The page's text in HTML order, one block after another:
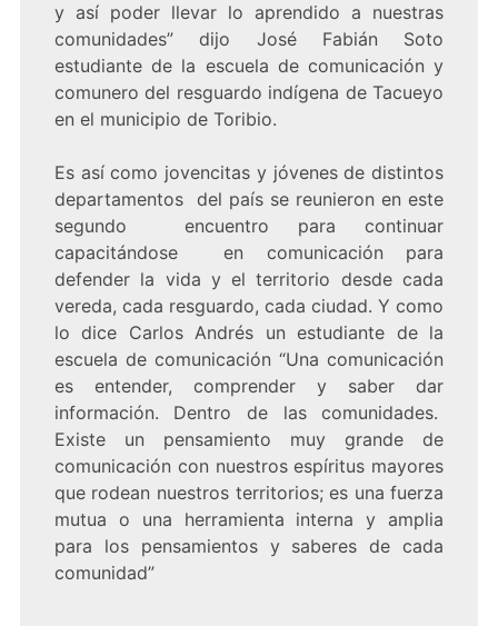
y así poder llevar lo aprendido a nuestras
comunidades” dijo José Fabián Soto
estudiante de la escuela de comunicación y
comunero del resguardo indígena de Tacueyo
en el municipio de Toribio.
Es así como jovencitas y jóvenes de distintos
departamentos del país se reunieron en este
segundo encuentro para continuar
capacitándose en comunicación para
defender la vida y el territorio desde cada
vereda, cada resguardo, cada ciudad. Y como
lo dice Carlos Andrés un estudiante de la
escuela de comunicación “Una comunicación
es entender, comprender y saber dar
información. Dentro de las comunidades.
Existe un pensamiento muy grande de
comunicación con nuestros espíritus mayores
que rodean nuestros territorios; es una fuerza
mutua o una herramienta interna y amplia
para los pensamientos y saberes de cada
comunidad”